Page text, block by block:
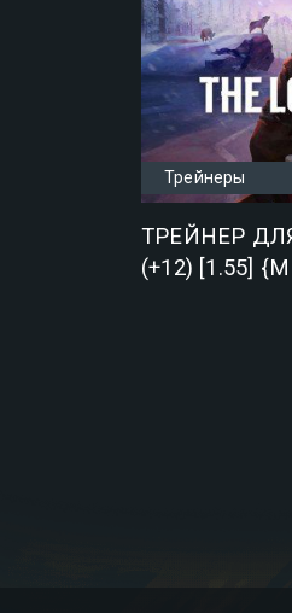
Трейнеры
ТРЕЙНЕР ДЛЯ
(+12) [1.55]